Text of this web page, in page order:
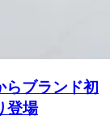
ブランド初
登場